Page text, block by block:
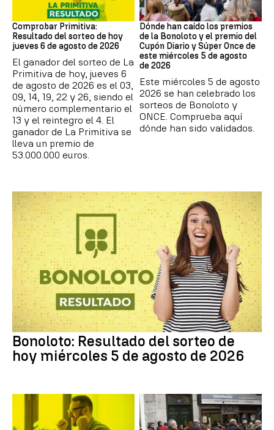
Lotería Primitiva de España
Comprobar Primitiva:
Resultado del sorteo de hoy
jueves 6 de agosto de 2026
El ganador del sorteo de La
Primitiva de hoy, jueves 6
de agosto de 2026 es el 03,
09, 14, 19, 22 y 26, siendo el
número complementario el
13 y el reintegro el 4. El
ganador de La Primitiva se
lleva un premio de
53.000.000 euros.
Loterías
Dónde han caído los premios
de la Bonoloto y el premio del
Cupón Diario y Súper Once de
este miércoles 5 de agosto
de 2026
Este miércoles 5 de agosto
2026 se han celebrado los
sorteos de Bonoloto y
ONCE. Comprueba aquí
dónde han sido validados.
Bonoloto: Resultado del sorteo de
hoy miércoles 5 de agosto de 2026